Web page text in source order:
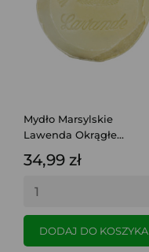
Mydło Marsylskie
Lawenda Okrągłe...
34,99 zł
DODAJ DO KOSZYKA